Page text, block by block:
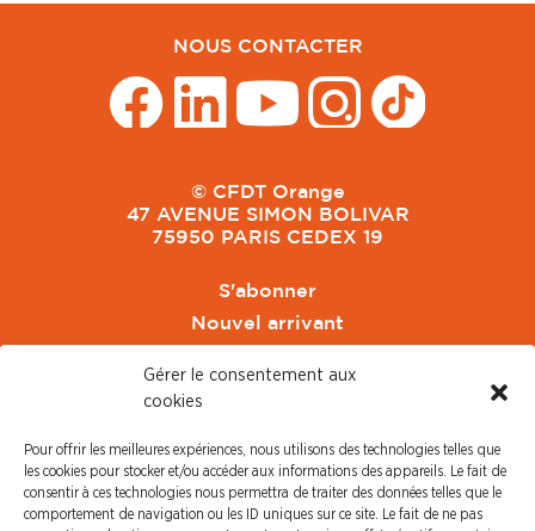
Gérer le consentement aux
cookies
Pour offrir les meilleures expériences, nous utilisons des technologies telles que
les cookies pour stocker et/ou accéder aux informations des appareils. Le fait de
consentir à ces technologies nous permettra de traiter des données telles que le
comportement de navigation ou les ID uniques sur ce site. Le fait de ne pas
NOUS CONTACTER
© CFDT Orange
47 AVENUE SIMON BOLIVAR
75950 PARIS CEDEX 19
S'abonner
Nouvel arrivant
CFDT Cadres
CFDT Retraités
L'UFFA